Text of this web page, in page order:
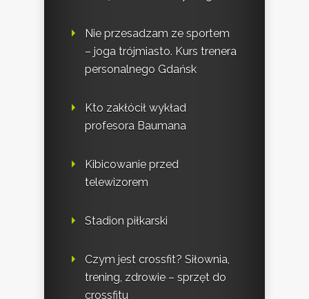
Nie przesadzam ze sportem
– joga trójmiasto. Kurs trenera
personalnego Gdańsk
Kto zakłócił wykład
profesora Baumana
Kibicowanie przed
telewizorem
Stadion piłkarski
Czym jest crossfit? Siłownia,
trening, zdrowie – sprzęt do
crossfitu